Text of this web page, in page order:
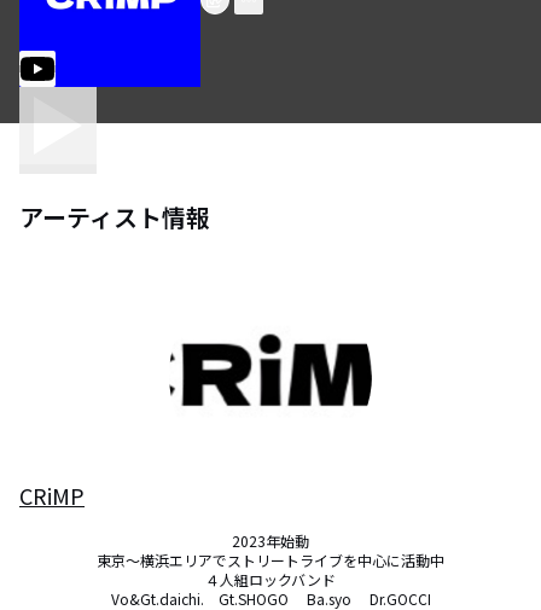
アーティスト情報
CRiMP
2023年始動
東京～横浜エリアでストリートライブを中心に活動中
４人組ロックバンド
Vo&Gt.daichi.　Gt.SHOGO 　Ba.syo 　Dr.GOCCI